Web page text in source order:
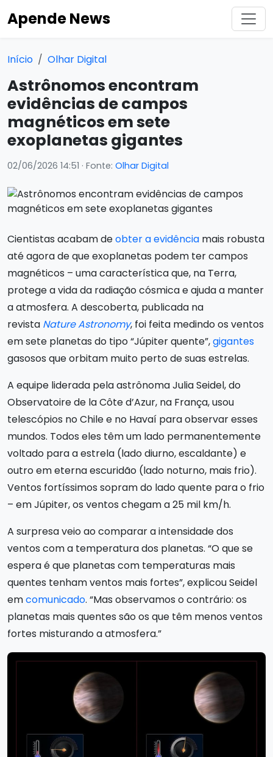
Apende News
Início Olhar Digital
Astrônomos encontram
evidências de campos
magnéticos em sete
exoplanetas gigantes
02/06/2026 14:51 · Fonte: Olhar Digital
Cientistas acabam deobter a evidência mais robusta
até agora de que exoplanetas podem ter campos
magnéticos – uma característica que, na Terra,
protege a vida da radiação cósmica e ajuda a manter
a atmosfera. A descoberta, publicada na
revista Nature Astronomy, foi feita medindo os ventos
em sete planetas do tipo “Júpiter quente”,gigantes
gasosos que orbitam muito perto de suas estrelas.
A equipe liderada pela astrônoma Julia Seidel, do
Observatoire de la Côte d’Azur, na França, usou
telescópios no Chile e no Havaí para observar esses
mundos. Todos eles têm um lado permanentemente
voltado para a estrela (lado diurno, escaldante) e
outro em eterna escuridão (lado noturno, mais frio).
Ventos fortíssimos sopram do lado quente para o frio
– em Júpiter, os ventos chegam a 25 mil km/h.
A surpresa veio ao comparar a intensidade dos
ventos com a temperatura dos planetas. “O que se
espera é que planetas com temperaturas mais
quentes tenham ventos mais fortes”, explicou Seidel
emcomunicado. “Mas observamos o contrário: os
planetas mais quentes são os que têm menos ventos
fortes misturando a atmosfera.”